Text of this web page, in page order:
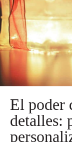
El poder
detalles: